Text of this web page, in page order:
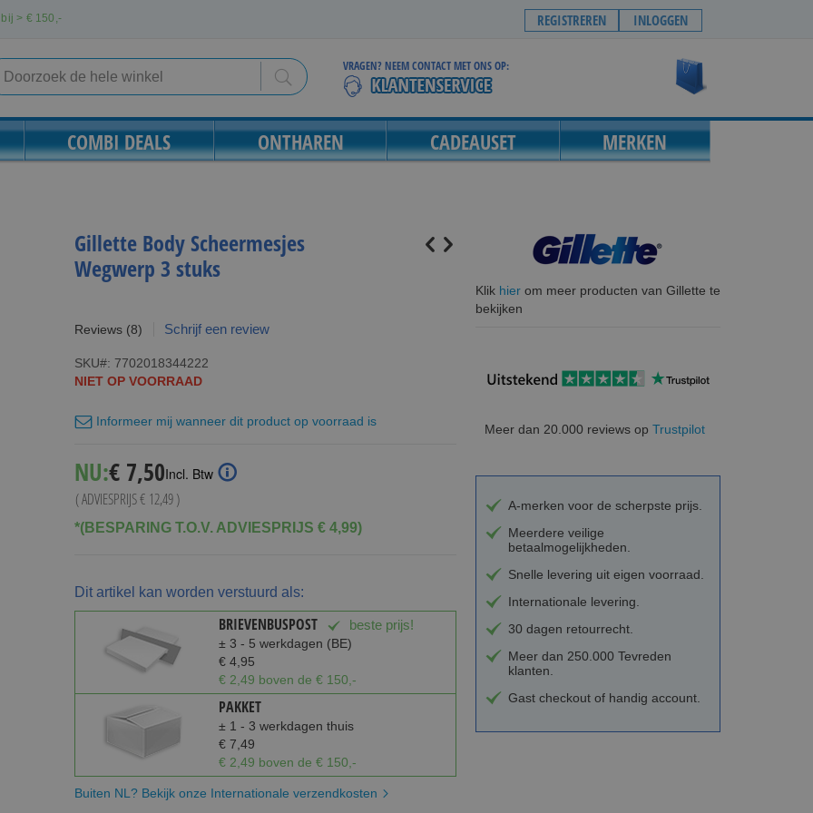
> €150,- REGISTREREN INLOGGEN
Search
VRAGEN? NEEM CONTACT MET ONS OP:
COMBI DEALS ONTHAREN CADEAUSET MERKEN
Gillette Body Scheermesjes
Wegwerp 3 stuks
Reviews (8) Schrijf een review
SKU
7702018344222
NIET OP VOORRAAD
Informeer mij wanneer dit product op voorraad is
NU: Special
Price
€ 7,50Incl. Btw
( ADVIESPRIJS€ 12,49)
*(BESPARING T.O.V. ADVIESPRIJS € 4,99)
Dit artikel kan worden verstuurd als:
BRIEVENBUSPOST beste prijs!
± 3 - 5 werkdagen (BE)
€ 4,95
€ 2,49 boven de € 150,-
PAKKET
± 1 - 3 werkdagen thuis
€ 7,49
€ 2,49 boven de € 150,-
Buiten NL? Bekijk onze Internationale verzendkosten
Klik hierom meer producten van Gillette te
bekijken
Meer dan 20.000 reviews op Trustpilot
A-merken voor de scherpste prijs.
Meerdere veilige
betaalmogelijkheden.
Snelle levering uit eigen voorraad.
Internationale levering.
30 dagen retourrecht.
Meer dan 250.000 Tevreden
klanten.
Gast checkout of handig account.